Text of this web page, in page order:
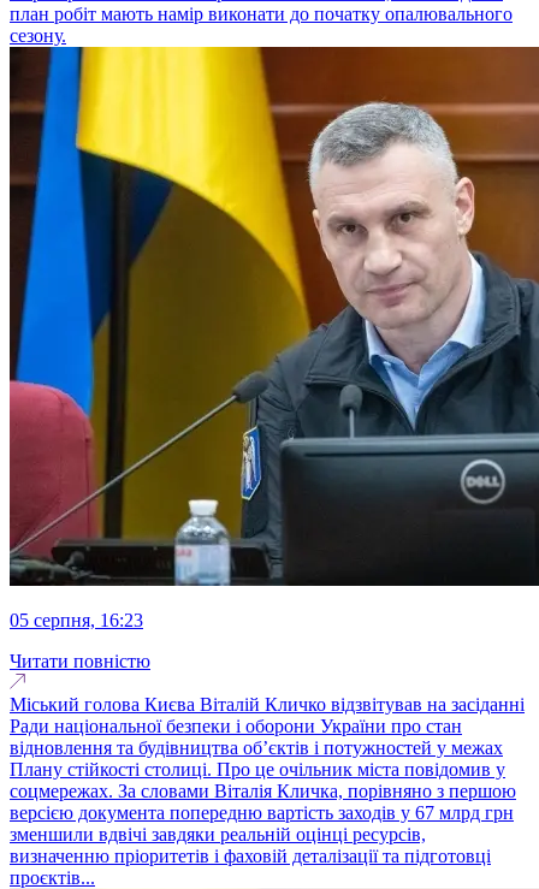
план робіт мають намір виконати до початку опалювального
сезону.
05 серпня, 16:23
Читати повністю
Міський голова Києва Віталій Кличко відзвітував на засіданні
Ради національної безпеки і оборони України про стан
відновлення та будівництва обʼєктів і потужностей у межах
Плану стійкості столиці. Про це очільник міста повідомив у
соцмережах. За словами Віталія Кличка, порівняно з першою
версією документа попередню вартість заходів у 67 млрд грн
зменшили вдвічі завдяки реальній оцінці ресурсів,
визначенню пріоритетів і фаховій деталізації та підготовці
проєктів...